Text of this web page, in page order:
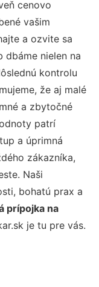
cenovo
vašim
a ozvite sa
dbáme nielen na
kontrolu
že aj malé
a zbytočné
patrí
a úprimná
zákazníka,
Naši
bohatú prax a
prípojka na
je tu pre vás.